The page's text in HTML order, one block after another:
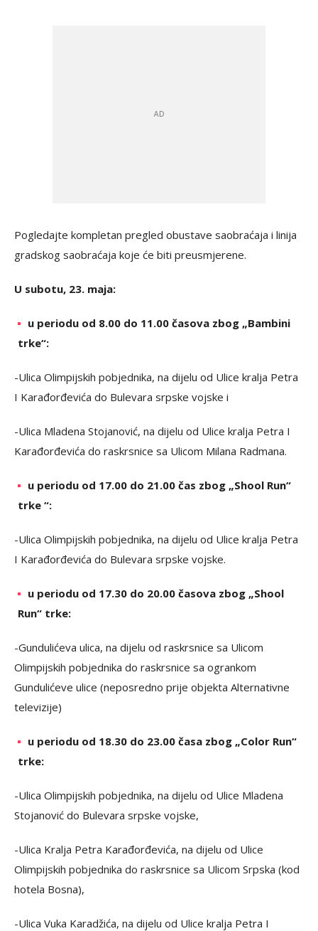
Pogledajte kompletan pregled obustave saobraćaja i linija
gradskog saobraćaja koje će biti preusmjerene.
U subotu, 23. maja:
u periodu od 8.00 do 11.00 časova zbog „Bambini
trke“:
-Ulica Olimpijskih pobjednika, na dijelu od Ulice kralja Petra
I Karađorđevića do Bulevara srpske vojske i
-Ulica Mladena Stojanović, na dijelu od Ulice kralja Petra I
Karađorđevića do raskrsnice sa Ulicom Milana Radmana.
u periodu od 17.00 do 21.00 čas zbog „Shool Run“
trke “:
-Ulica Olimpijskih pobjednika, na dijelu od Ulice kralja Petra
I Karađorđevića do Bulevara srpske vojske.
u periodu od 17.30 do 20.00 časova zbog „Shool
Run“ trke:
-Gundulićeva ulica, na dijelu od raskrsnice sa Ulicom
Olimpijskih pobjednika do raskrsnice sa ogrankom
Gundulićeve ulice (neposredno prije objekta Alternativne
televizije)
u periodu od 18.30 do 23.00 časa zbog „Color Run“
trke:
-Ulica Olimpijskih pobjednika, na dijelu od Ulice Mladena
Stojanović do Bulevara srpske vojske,
-Ulica Kralja Petra Karađorđevića, na dijelu od Ulice
Olimpijskih pobjednika do raskrsnice sa Ulicom Srpska (kod
hotela Bosna),
-Ulica Vuka Karadžića, na dijelu od Ulice kralja Petra I